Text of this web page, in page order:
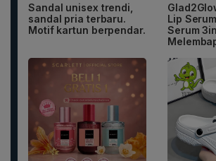
Sandal unisex trendi,
sandal pria terbaru.
Motif kartun berpendar.
Lip
Serum